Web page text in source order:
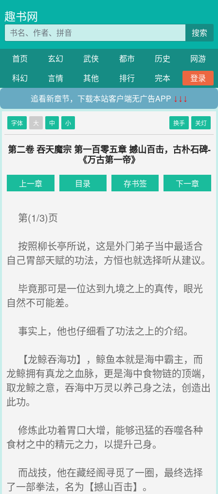
趣书网
搜索
首页 玄幻 武侠 都市 历史
网游
科幻
言情 其他 排行 完本
登录
追看新章节，下载本站客户端无广告APP ↓↓↓
字体 大 中 小 换手 关灯
第二卷 吞天魔宗 第一百零五章 撼山百击，古朴石碑-
《万古第一帝》
上一章 目录 存书签 下一章
第(1/3)页
按照柳长亭所说，这是外门弟子当中最适合
自己胃部天赋的功法，方恒也就选择听从建议。
毕竟那可是一位达到九境之上的真传，眼光
自然不可能差。
事实上，他也仔细看了功法之上的介绍。
【龙鲸吞海功】，鲸鱼本就是海中霸主，而
龙鲸拥有真龙之血脉，更是海中食物链的顶端，
取龙鲸之意，吞海中万灵以养己身之法，创造出
此功。
修炼此功着胃口大增，能够迅猛的吞噬各种
食材之中的精元之力，以提升己身。
而战技，他在藏经阁寻觅了一圈，最终选择
了一部拳法，名为【撼山百击】。